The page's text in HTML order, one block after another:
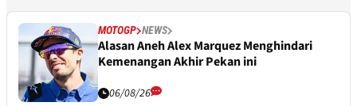
MOTOGP NEWS
Alasan Aneh Alex Marquez Menghindari
Kemenangan Akhir Pekan ini
06/08/26